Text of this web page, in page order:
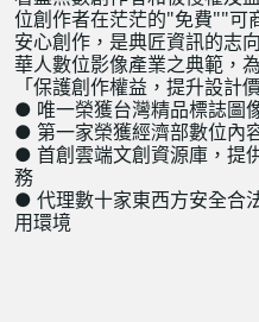
位創作者在茫茫的"免費""可
安心創作，是典匠資訊的志
華⼈數位影像產業之典範，
「保護創作權益，提升設計
● 唯⼀榮獲台灣精品標誌圖
● 第⼀家榮獲經濟部數位內
● ⾸創雲端⽂創資源庫，提
務
● 代理數十家東西方安全合
用環境